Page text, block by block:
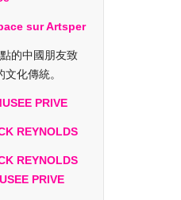
sur Artsper
的中國朋友致
化傳統。
PRIVE
REYNOLDS
REYNOLDS
PRIVE